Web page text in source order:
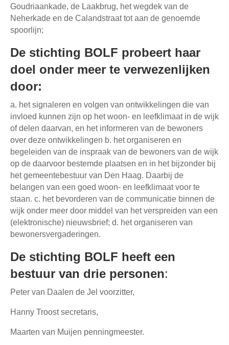
Goudriaankade, de Laakbrug, het wegdek van de
Neherkade en de Calandstraat tot aan de genoemde
spoorlijn;
De stichting BOLF probeert haar
doel onder meer te verwezenlijken
door:
a. het signaleren en volgen van ontwikkelingen die van
invloed kunnen zijn op het woon- en leefklimaat in de wijk
of delen daarvan, en het informeren van de bewoners
over deze ontwikkelingen b. het organiseren en
begeleiden van de inspraak van de bewoners van de wijk
op de daarvoor bestemde plaatsen en in het bijzonder bij
het gemeentebestuur van Den Haag. Daarbij de
belangen van een goed woon- en leefklimaat voor te
staan. c. het bevorderen van de communicatie binnen de
wijk onder meer door middel van het verspreiden van een
(elektronische) nieuwsbrief; d. het organiseren van
bewonersvergaderingen.
De stichting BOLF heeft een
bestuur van drie personen:
Peter van Daalen de Jel voorzitter,
Hanny Troost secretaris,
Maarten van Muijen penningmeester.